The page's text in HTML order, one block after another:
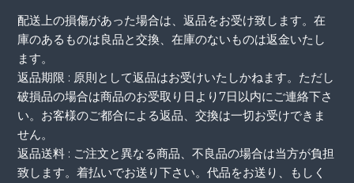
配送上の損傷があった場合は、返品をお受け致します。在
庫のあるものは良品と交換、在庫のないものは返金いたし
ます。
返品期限 : 原則として返品はお受けいたしかねます。ただし
破損品の場合は商品のお受取り日より7日以内にご連絡下さ
い。お客様のご都合による返品、交換は一切お受けできま
せん。
返品送料 : ご注文と異なる商品、不良品の場合は当方が負担
致します。着払いでお送り下さい。代品をお送り、もしく